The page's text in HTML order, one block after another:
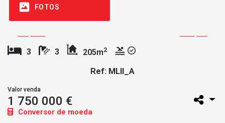
FOTOS
3 3 205m2
Ref: MLII_A
Valor venda
1 750 000 €
Conversor de moeda